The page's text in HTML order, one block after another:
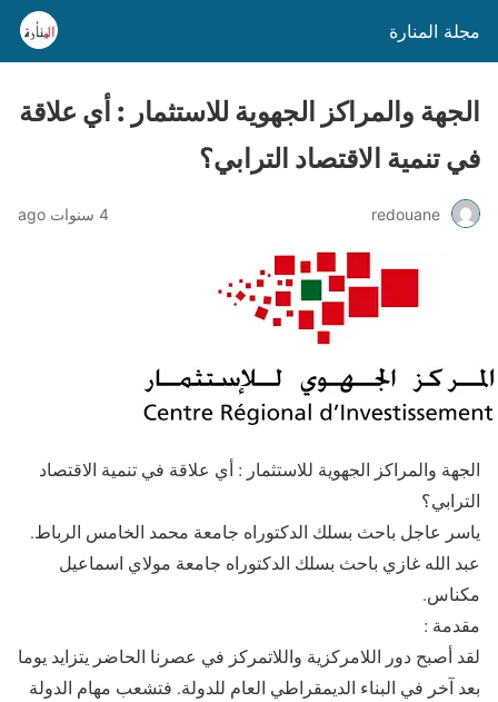
مجلة المنارة
الجهة والمراكز الجهوية للاستثمار : أي علاقة
في تنمية الاقتصاد الترابي؟
redouane 4 سنوات ago
الجهة والمراكز الجهوية للاستثمار : أي علاقة في تنمية الاقتصاد
الترابي؟
ياسر عاجل باحث بسلك الدكتوراه جامعة محمد الخامس الرباط.
عبد الله غازي باحث بسلك الدكتوراه جامعة مولاي اسماعيل
مكناس.
مقدمة :
لقد أصبح دور اللامركزية واللاتمركز في عصرنا الحاضر يتزايد يوما
بعد آخر في البناء الديمقراطي العام للدولة. فتشعب مهام الدولة